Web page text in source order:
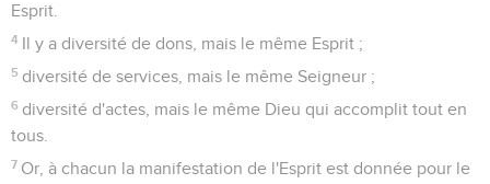
Esprit.
4 Il y a diversité de dons, mais le même Esprit ;
5 diversité de services, mais le même Seigneur ;
6 diversité d'actes, mais le même Dieu qui accomplit tout en
tous.
7 Or, à chacun la manifestation de l'Esprit est donnée pour le